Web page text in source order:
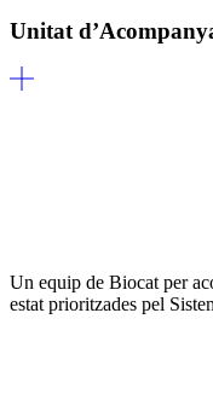
Unitat
Un equip de Biocat per
estat prioritzades pel